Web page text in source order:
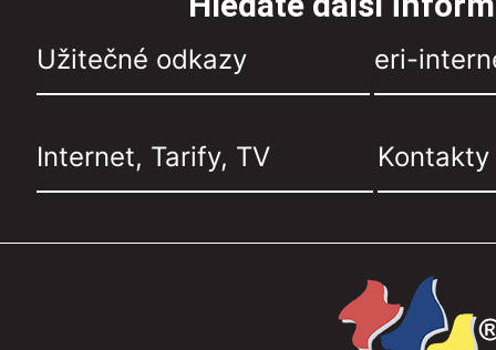
Užitečné odkazy eri-
Internet, Tarify, TV Kontakty